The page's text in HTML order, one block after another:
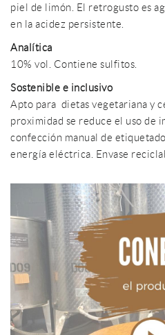
piel de limón. El retrogusto es
en la acidez persistente.
Analítica
10% vol. Contiene sulfitos.
Sostenible e inclusivo
Apto para dietas vegetariana y
proximidad se reduce el uso de
confección manual de
energía eléctrica. Envase